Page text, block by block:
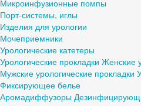
Микроинфузионные помпы
Порт-системы, иглы
Изделия для урологии
Мочеприемники
Урологические катетеры
Урологические прокладки Женские
Мужские урологические прокладки
Фиксирующее белье
Аромадиффузоры